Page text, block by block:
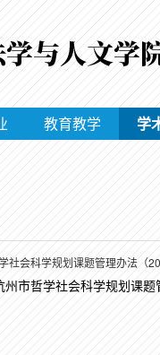
教育教学 学
社会科学规划课题管理办法（
州市哲学社会科学规划课